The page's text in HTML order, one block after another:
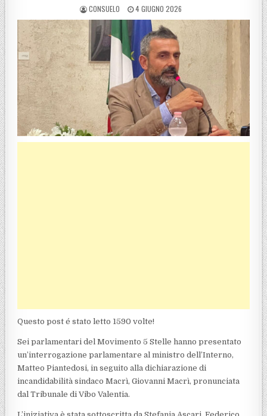
POSTED BY
CONSUELO POSTED ON
4 GIUGNO 2026
Questo post é stato letto 1590 volte!
Sei parlamentari del Movimento 5 Stelle hanno presentato
un’interrogazione parlamentare al ministro dell’Interno,
Matteo Piantedosi, in seguito alla dichiarazione di
incandidabilità sindaco Macrì, Giovanni Macrì, pronunciata
dal Tribunale di Vibo Valentia.